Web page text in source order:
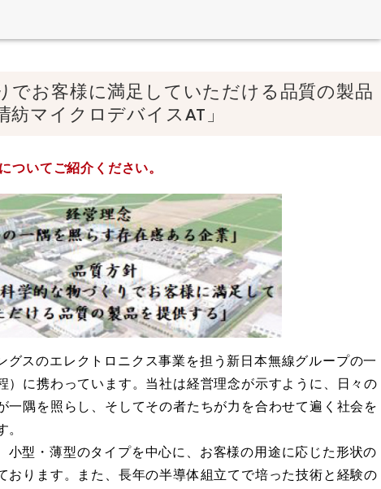
でお客様に満足していただける品質の製品
紡マイクロデバイスAT」
ついてご紹介ください。
グスのエレクトロニクス事業を担う新日本無線グループの一
）に携わっています。当社は経営理念が示すように、日々の
一隅を照らし、そしてその者たちが力を合わせて遍く社会を
。
小型・薄型のタイプを中心に、お客様の用途に応じた形状の
おります。また、長年の半導体組立てで培った技術と経験の